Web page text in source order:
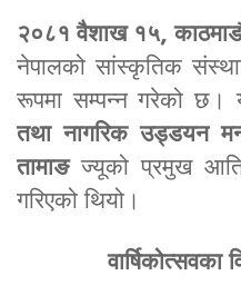
२०८१ वैशाख १५,
नेपालको सांस्कृतिक
रूपमा सम्पन्न गरेको छ।
तथा नागरिक उड्डयन
तामाङज्यूको प्रमुख
गरिएको थियो।